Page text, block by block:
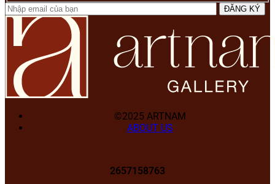
©2025 ARTNAM
ABOUT US
2657158763